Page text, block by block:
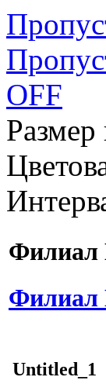
OFF
Филиал
Филиал
Untitled_1